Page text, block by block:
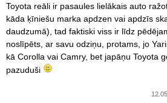
Toyota reāli ir pasaules lielākais auto
kāda ķīniešu marka apdzen vai apdzīs
daudzumā), tad faktiski viss ir līdz
noslīpēts, ar savu odziņu, protams, jo
kā Corolla vai Camry, bet japāņu Toyota
pazuduši